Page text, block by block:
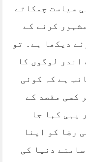
سیاست چمکاتے
کرنے کے
دیکھا ہے۔ تو
اندر لوگوں کا
ہے کہ کوئی
کسی مقصد کے
یہی کہا جا
رضا کو اپنا
دنیا کی